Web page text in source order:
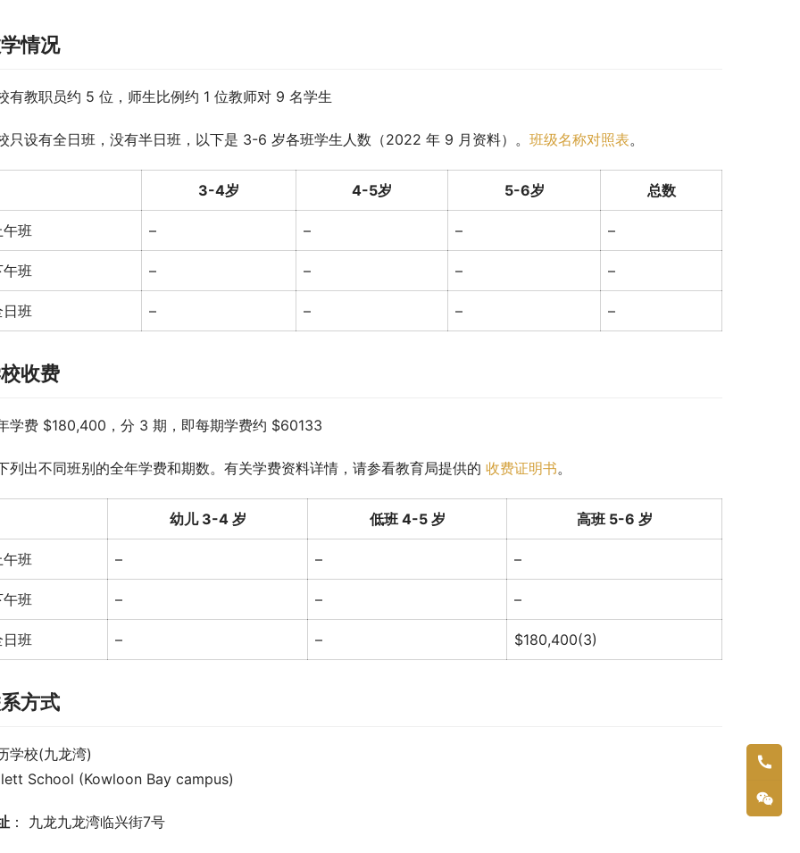
情况
有教职员约 5 位，师生比例约 1 位教师对 9 名学生
只设有全日班，没有半日班，以下是 3-6 岁各班学生人数（2022 年 9 月资料）。 班级名称对照表。
3-4岁 4-5岁 5-6岁 总数
午班 – – – –
午班 – – – –
日班 – – – –
收费
学费 $180,400，分 3 期，即每期学费约 $60133
列出不同班别的全年学费和期数。有关学费资料详情，请参看教育局提供的 收费证明书。
幼儿 3-4 岁 低班 4-5 岁 高班 5-6 岁
午班 – – –
午班 – – –
日班 – – $180,400(3)
方式
学校(九龙湾)
School (Kowloon Bay campus)
： 九龙九龙湾临兴街7号